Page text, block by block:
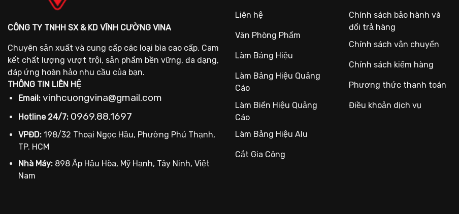
CÔNG TY TNHH SX & KD VĨNH CƯỜNG VINA
Chuyên sản xuất và cung cấp các loại bìa cao cấp. Cam
kết chất lượng vượt trội, sản phẩm bền vững, đa dạng,
đáp ứng hoàn hảo nhu cầu của bạn.
THÔNG TIN LIÊN HỆ
Email: vinhcuongvina@gmail.com
Hotline 24/7: 0969.88.1697
VPĐD: 198/32 Thoại Ngọc Hầu, Phường Phú Thạnh,
TP. HCM
Nhà Máy: 898 Ấp Hậu Hòa, Mỹ Hạnh, Tây Ninh, Việt
Nam
Liên hệ
Văn Phòng Phẩm
Làm Bảng Hiệu
Làm Bảng Hiệu Quảng
Cáo
Làm Biển Hiệu Quảng
Cáo
Làm Bảng Hiệu Alu
Cắt Gia Công
Chính sách bảo hành và
đổi trả hàng
Chính sách vận chuyển
Chính sách kiểm hàng
Phương thức thanh toán
Điều khoản dịch vụ